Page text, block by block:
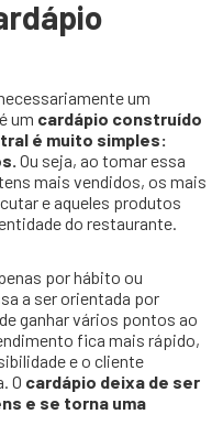
um
um cardápio construído
é muito simples:
Ou seja, ao tomar essa
mais vendidos, os mais
e aqueles produtos
do restaurante.
por hábito ou
a ser orientada por
ganhar vários pontos ao
fica mais rápido,
e o cliente
O cardápio deixa de ser
e se torna uma